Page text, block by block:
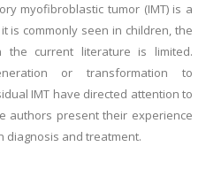
myofibroblastic tumor (IMT) is a
is commonly seen in children, the
the current literature is limited.
or transformation to
IMT have directed attention to
authors present their experience
diagnosis and treatment.